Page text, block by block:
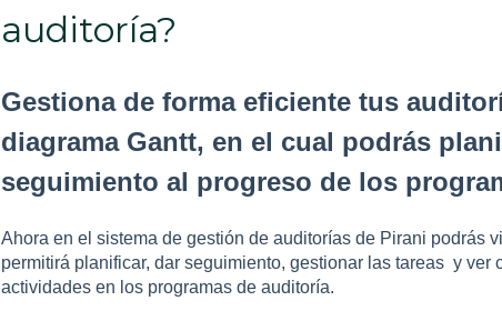
auditoría?
Gestiona de forma eficiente tus
diagrama Gantt, en el cual podrás
seguimiento al progreso de los
Ahora en el sistema de gestión de auditorías de Pirani podrás
permitirá planificar, dar seguimiento, gestionar las tareas y ver
actividades en los programas de auditoría.